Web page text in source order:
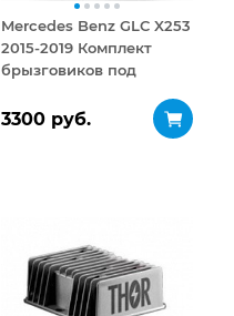
Mercedes Benz GLC X253
2015-2019 Комплект
брызговиков под
3300 руб.